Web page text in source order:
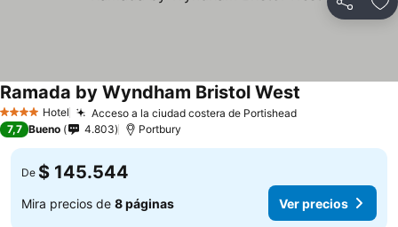
Compartir
4 EstrellasHotel Acceso a la ciudad costera de Portishead
Ramada by Wyndham Bristol West
7,7 Bueno 4.803 Portbury
De $ 145.544
Mira precios de 8 páginas Ver precios